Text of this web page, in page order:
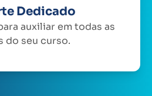
Dedicado
auxiliar em todas as
do seu curso.